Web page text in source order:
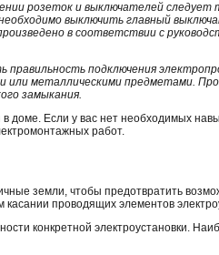
розеток и выключателей следует
выключить главный
в соответствии с
подключения
или металлическими предметами.
замыкания.
доме. Если у вас нет необходимых
работ.
земли, чтобы предотвратить
проводящих элементов
конкретной электроустановки.